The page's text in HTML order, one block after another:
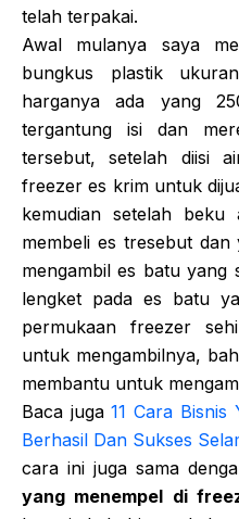
telah terpakai.
Awal mulanya saya
bungkus plastik
harganya ada yang
tergantung isi dan
tersebut, setelah diisi
freezer es krim untuk
kemudian setelah
membeli es tresebut dan
mengambil es batu yang
lengket pada es batu
permukaan freezer
untuk mengambilnya,
membantu untuk
Baca juga11 Cara Bisnis
Berhasil Dan Sukses
cara ini juga sama
yang menempel di